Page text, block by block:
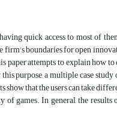
quick access to most of
firm's boundaries for open
attempts to explain how
purpose, a multiple case
that the users can take
games. In general, the